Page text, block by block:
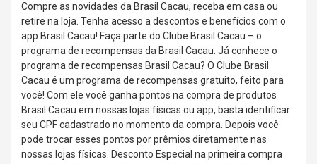
Compre as novidades da Brasil Cacau, receba em casa ou
retire na loja. Tenha acesso a descontos e benefícios com o
app Brasil Cacau! Faça parte do Clube Brasil Cacau – o
programa de recompensas da Brasil Cacau. Já conhece o
programa de recompensas Brasil Cacau? O Clube Brasil
Cacau é um programa de recompensas gratuito, feito para
você! Com ele você ganha pontos na compra de produtos
Brasil Cacau em nossas lojas físicas ou app, basta identificar
seu CPF cadastrado no momento da compra. Depois você
pode trocar esses pontos por prêmios diretamente nas
nossas lojas físicas. Desconto Especial na primeira compra